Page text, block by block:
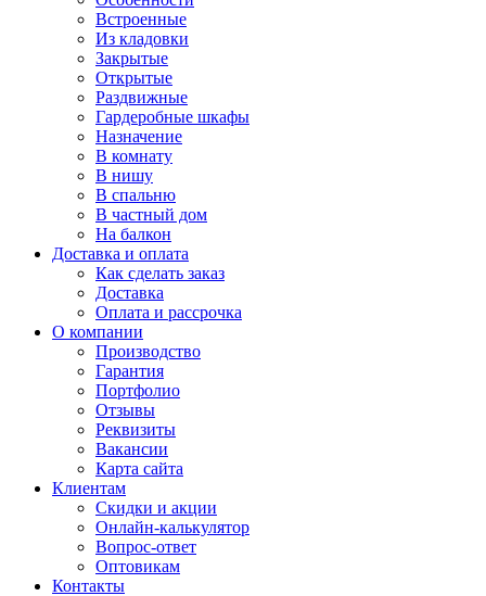
Встроенные
Из кладовки
Закрытые
Открытые
Раздвижные
Гардеробные шкафы
Назначение
В комнату
В нишу
В спальню
В частный дом
На балкон
Доставка и оплата
Как сделать заказ
Доставка
Оплата и рассрочка
О компании
Производство
Гарантия
Портфолио
Отзывы
Реквизиты
Вакансии
Карта сайта
Клиентам
Скидки и акции
Онлайн-калькулятор
Вопрос-ответ
Оптовикам
Контакты